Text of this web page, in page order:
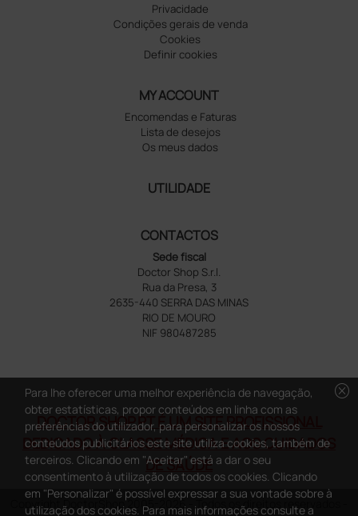
Privacidade
Condições gerais de venda
Cookies
Definir cookies
MY ACCOUNT
Encomendas e Faturas
Lista de desejos
Os meus dados
UTILIDADE
CONTACTOS
Sede fiscal
Doctor Shop S.r.l.
Rua da Presa, 3
2635-440 SERRA DAS MINAS
RIO DE MOURO
NIF 980487285
DOCTOR SHOP.PT É UM SITE PROFISSIONAL
DEDICADO À CLASSE MÉDICA E AOS CUIDADOS
DE SAÚDE
Copyright DoctorShop 2005-2026 - Todos os direitos reservados -
cancel
Para lhe oferecer uma melhor experiência de navegação,
obter estatísticas, propor conteúdos em linha com as
preferências do utilizador, para personalizar os nossos
conteúdos publicitários este site utiliza cookies, também de
terceiros. Clicando em "Aceitar" está a dar o seu
consentimento à utilização de todos os cookies. Clicando
em "Personalizar" é possível expressar a sua vontade sobre à
utilização dos cookies. Para mais informações consulte a